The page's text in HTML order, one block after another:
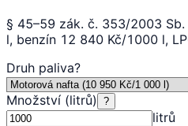
§ 45–59 zák. č. 353/2003
l, benzín 12 840 Kč/1000 l,
Druh paliva?
Množství (litrů) ?
litrů